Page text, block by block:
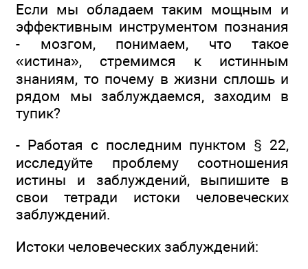
Если мы обладаем таким мощным и
эффективным инструментом познания
- мозгом, понимаем, что такое
«истина», стремимся к истинным
знаниям, то почему в жизни сплошь и
рядом мы заблуждаемся, заходим в
тупик?
- Работая с последним пунктом § 22,
исследуйте проблему соотношения
истины и заблуждений, выпишите в
свои тетради истоки человеческих
заблуждений.
Истоки человеческих заблуждений: